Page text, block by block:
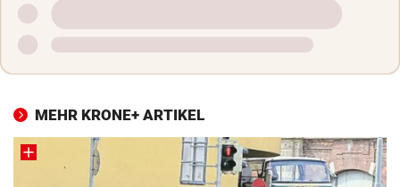
MEHR KRONE+ ARTIKEL